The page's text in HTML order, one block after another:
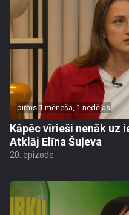
pirms 1 mēneša, 1 nedēļas
Kāpēc vīrieši nenāk uz
Atklāj Elīna Šuļeva
20. epizode